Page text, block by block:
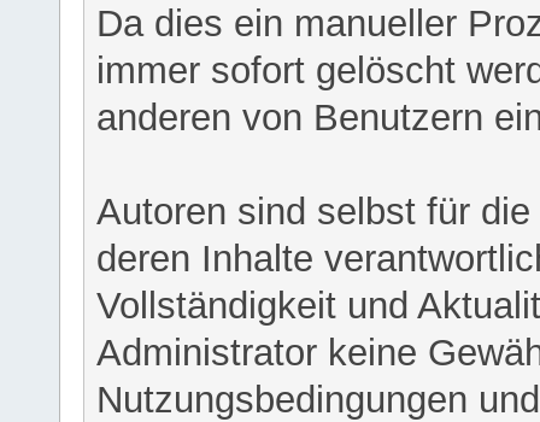
Da dies ein manueller
immer sofort gelöscht
anderen von Benutzern
Autoren sind selbst für
deren Inhalte
Vollständigkeit und
Administrator keine
Nutzungsbedingungen